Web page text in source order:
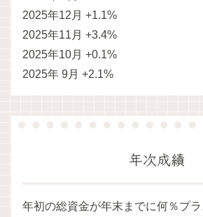
2025年12月 +1.1%
2025年11月 +3.4%
2025年10月 +0.1%
2025年 9月 +2.1%
年次成績
年初の総資金が年末までに何％プ